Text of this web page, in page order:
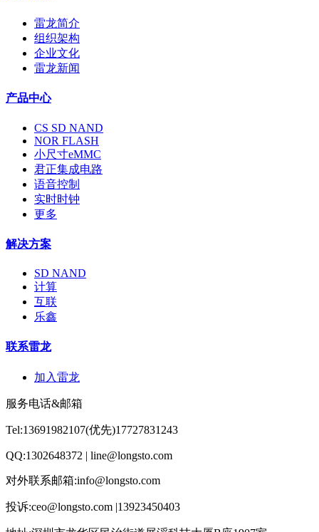
雷龙简介
组织架构
企业文化
雷龙新闻
产品中心
CS SD NAND
NOR FLASH
小尺寸eMMC
君正集成电路
语音控制
实时时钟
更多
解决方案
SD NAND
计算
互联
乐鑫
联系雷龙
加入雷龙
服务电话&邮箱
Tel:13691982107(优先)17727831243
QQ:1302648372 | line@longsto.com
对外联系邮箱:info@longsto.com
投诉:ceo@longsto.com |13923450403